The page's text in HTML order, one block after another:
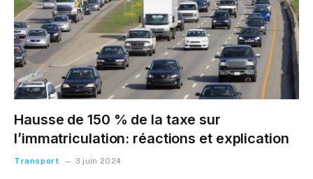
Hausse de 150 % de la taxe sur
l’immatriculation: réactions et explication
Transport 3 juin 2024